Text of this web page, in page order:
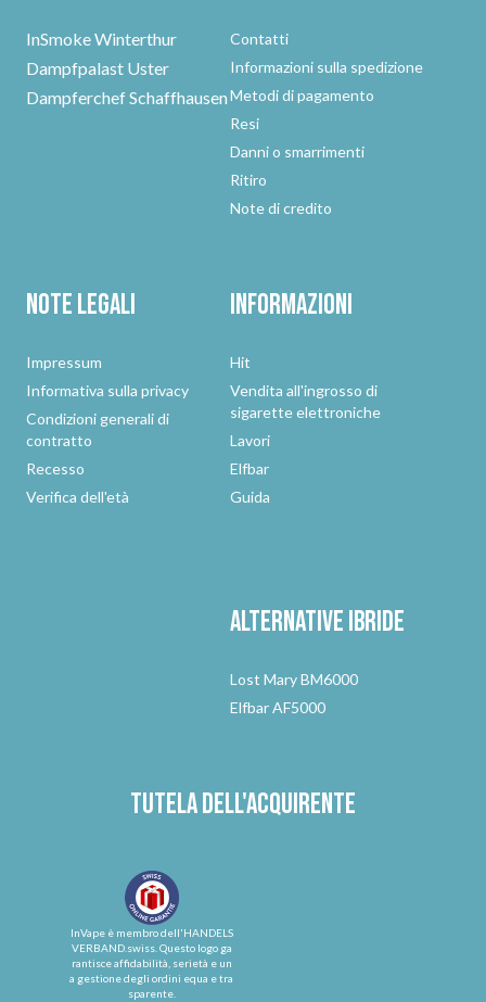
InSmoke Winterthur
Dampfpalast Uster
Dampferchef Schaffhausen
Contatti
Informazioni sulla spedizione
Metodi di pagamento
Resi
Danni o smarrimenti
Ritiro
Note di credito
Note legali
Impressum
Informativa sulla privacy
Condizioni generali di
contratto
Recesso
Verifica dell'età
Informazioni
Hit
Vendita all'ingrosso di
sigarette elettroniche
Lavori
Elfbar
Guida
Alternativeibride
Lost Mary BM6000
Elfbar AF5000
Tutela dell'acquirente
InVape è membro dell'HANDELS
VERBAND.swiss. Questo logo ga
rantisce affidabilità, serietà e un
a gestione degli ordini equa e tra
sparente.